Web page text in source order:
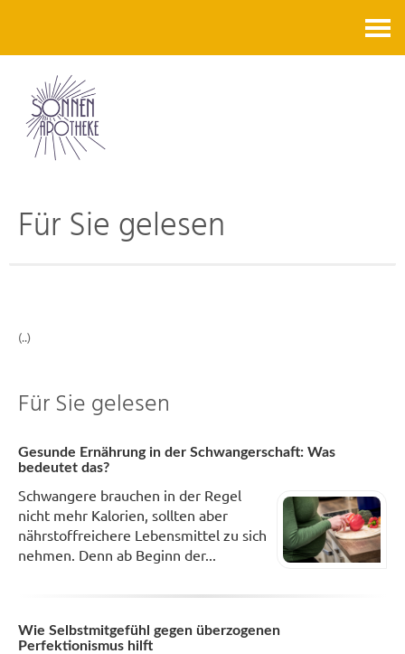
Für Sie gelesen
(..)
Für Sie gelesen
Gesunde Ernährung in der Schwangerschaft: Was
bedeutet das?
Schwangere brauchen in der Regel
nicht mehr Kalorien, sollten aber
nährstoffreichere Lebensmittel zu sich
nehmen. Denn ab Beginn der...
Wie Selbstmitgefühl gegen überzogenen
Perfektionismus hilft